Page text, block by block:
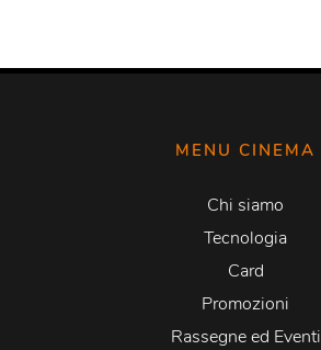
MENU CINEMA
Chi siamo
Tecnologia
Card
Promozioni
Rassegne ed Eventi